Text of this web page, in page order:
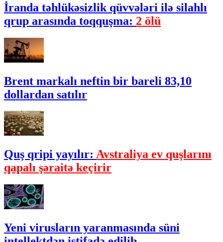
İranda təhlükəsizlik qüvvələri ilə silahlı
qrup arasında toqquşma: 2 ölü
Brent markalı neftin bir bareli 83,10
dollardan satılır
Quş qripi yayılır: Avstraliya ev quşlarını
qapalı şəraitə keçirir
Yeni virusların yaranmasında süni